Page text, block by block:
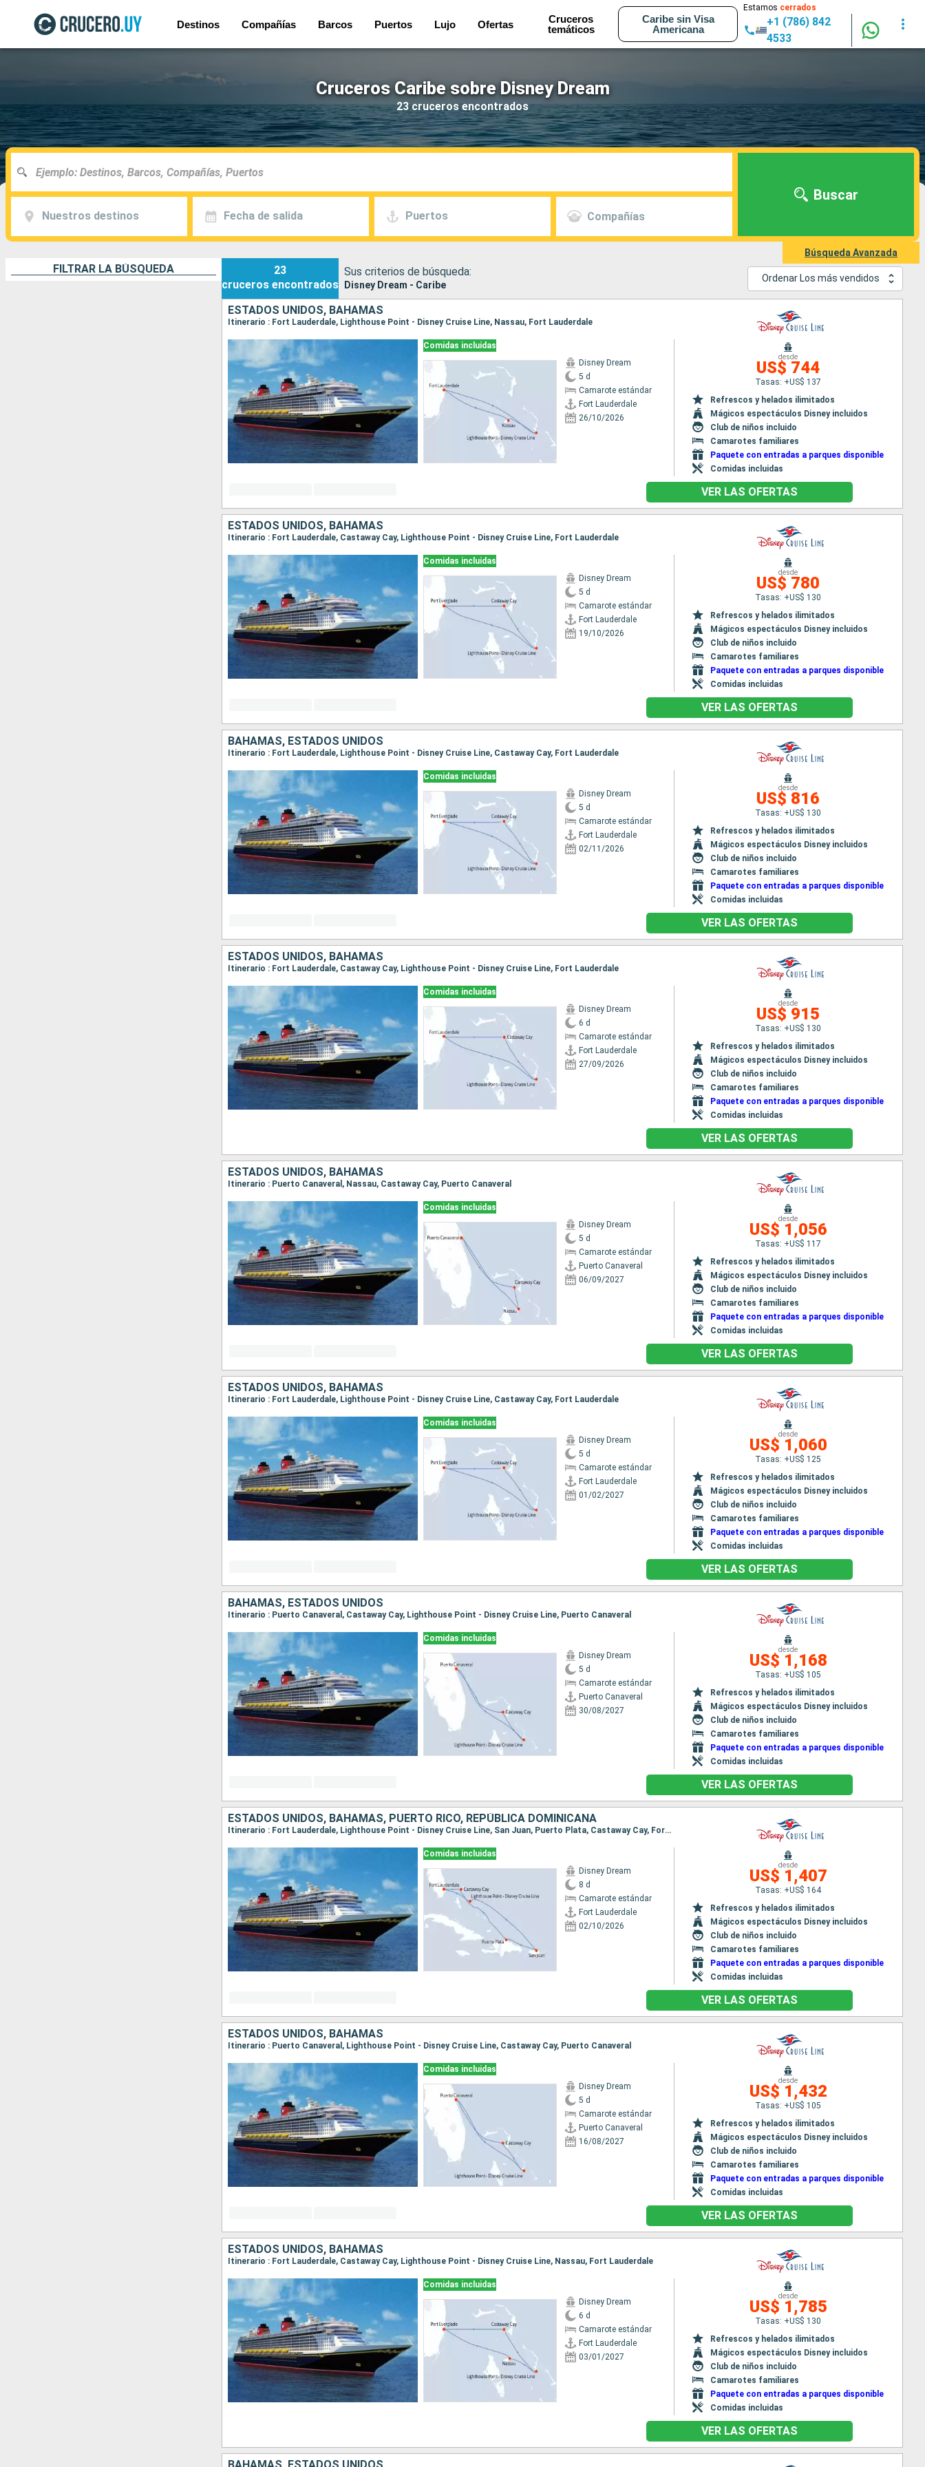
Destinos Compañías Barcos Puertos Lujo Ofertas
Cruceros
temáticos
Caribe sin Visa
Americana
Estamos cerrados
+1 (786) 842
4533
Cruceros Caribe sobre Disney Dream
23 cruceros encontrados
Nuestros destinos Fecha de salida Puertos Compañías
Buscar
Búsqueda Avanzada
FILTRAR LA BÚSQUEDA
23
cruceros encontrados
Sus criterios de búsqueda:
Disney Dream - Caribe
Ordenar Los más vendidos
ESTADOS UNIDOS, BAHAMAS
Itinerario : Fort Lauderdale, Lighthouse Point - Disney Cruise Line, Nassau, Fort Lauderdale
Comidas incluidas
Disney Dream
5 d
Camarote estándar
Fort Lauderdale
26/10/2026
desde
US$ 744
Tasas: +US$ 137
Refrescos y helados ilimitados
Mágicos espectáculos Disney incluidos
Club de niños incluido
Camarotes familiares
Paquete con entradas a parques disponible
Comidas incluidas
VER LAS OFERTAS
ESTADOS UNIDOS, BAHAMAS
Itinerario : Fort Lauderdale, Castaway Cay, Lighthouse Point - Disney Cruise Line, Fort Lauderdale
Comidas incluidas
Disney Dream
5 d
Camarote estándar
Fort Lauderdale
19/10/2026
desde
US$ 780
Tasas: +US$ 130
Refrescos y helados ilimitados
Mágicos espectáculos Disney incluidos
Club de niños incluido
Camarotes familiares
Paquete con entradas a parques disponible
Comidas incluidas
VER LAS OFERTAS
BAHAMAS, ESTADOS UNIDOS
Itinerario : Fort Lauderdale, Lighthouse Point - Disney Cruise Line, Castaway Cay, Fort Lauderdale
Comidas incluidas
Disney Dream
5 d
Camarote estándar
Fort Lauderdale
02/11/2026
desde
US$ 816
Tasas: +US$ 130
Refrescos y helados ilimitados
Mágicos espectáculos Disney incluidos
Club de niños incluido
Camarotes familiares
Paquete con entradas a parques disponible
Comidas incluidas
VER LAS OFERTAS
ESTADOS UNIDOS, BAHAMAS
Itinerario : Fort Lauderdale, Castaway Cay, Lighthouse Point - Disney Cruise Line, Fort Lauderdale
Comidas incluidas
Disney Dream
6 d
Camarote estándar
Fort Lauderdale
27/09/2026
desde
US$ 915
Tasas: +US$ 130
Refrescos y helados ilimitados
Mágicos espectáculos Disney incluidos
Club de niños incluido
Camarotes familiares
Paquete con entradas a parques disponible
Comidas incluidas
VER LAS OFERTAS
ESTADOS UNIDOS, BAHAMAS
Itinerario : Puerto Canaveral, Nassau, Castaway Cay, Puerto Canaveral
Comidas incluidas
Disney Dream
5 d
Camarote estándar
Puerto Canaveral
06/09/2027
desde
US$ 1,056
Tasas: +US$ 117
Refrescos y helados ilimitados
Mágicos espectáculos Disney incluidos
Club de niños incluido
Camarotes familiares
Paquete con entradas a parques disponible
Comidas incluidas
VER LAS OFERTAS
ESTADOS UNIDOS, BAHAMAS
Itinerario : Fort Lauderdale, Lighthouse Point - Disney Cruise Line, Castaway Cay, Fort Lauderdale
Comidas incluidas
Disney Dream
5 d
Camarote estándar
Fort Lauderdale
01/02/2027
desde
US$ 1,060
Tasas: +US$ 125
Refrescos y helados ilimitados
Mágicos espectáculos Disney incluidos
Club de niños incluido
Camarotes familiares
Paquete con entradas a parques disponible
Comidas incluidas
VER LAS OFERTAS
BAHAMAS, ESTADOS UNIDOS
Itinerario : Puerto Canaveral, Castaway Cay, Lighthouse Point - Disney Cruise Line, Puerto Canaveral
Comidas incluidas
Disney Dream
5 d
Camarote estándar
Puerto Canaveral
30/08/2027
desde
US$ 1,168
Tasas: +US$ 105
Refrescos y helados ilimitados
Mágicos espectáculos Disney incluidos
Club de niños incluido
Camarotes familiares
Paquete con entradas a parques disponible
Comidas incluidas
VER LAS OFERTAS
ESTADOS UNIDOS, BAHAMAS, PUERTO RICO, REPÚBLICA DOMINICANA
Itinerario : Fort Lauderdale, Lighthouse Point - Disney Cruise Line, San Juan, Puerto Plata, Castaway Cay, Fort Lauderdale
Comidas incluidas
Disney Dream
8 d
Camarote estándar
Fort Lauderdale
02/10/2026
desde
US$ 1,407
Tasas: +US$ 164
Refrescos y helados ilimitados
Mágicos espectáculos Disney incluidos
Club de niños incluido
Camarotes familiares
Paquete con entradas a parques disponible
Comidas incluidas
VER LAS OFERTAS
ESTADOS UNIDOS, BAHAMAS
Itinerario : Puerto Canaveral, Lighthouse Point - Disney Cruise Line, Castaway Cay, Puerto Canaveral
Comidas incluidas
Disney Dream
5 d
Camarote estándar
Puerto Canaveral
16/08/2027
desde
US$ 1,432
Tasas: +US$ 105
Refrescos y helados ilimitados
Mágicos espectáculos Disney incluidos
Club de niños incluido
Camarotes familiares
Paquete con entradas a parques disponible
Comidas incluidas
VER LAS OFERTAS
ESTADOS UNIDOS, BAHAMAS
Itinerario : Fort Lauderdale, Castaway Cay, Lighthouse Point - Disney Cruise Line, Nassau, Fort Lauderdale
Comidas incluidas
Disney Dream
6 d
Camarote estándar
Fort Lauderdale
03/01/2027
desde
US$ 1,785
Tasas: +US$ 130
Refrescos y helados ilimitados
Mágicos espectáculos Disney incluidos
Club de niños incluido
Camarotes familiares
Paquete con entradas a parques disponible
Comidas incluidas
VER LAS OFERTAS